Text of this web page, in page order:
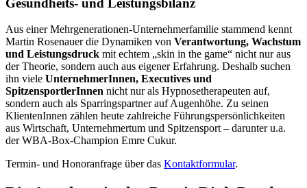
Gesundheits- und Leistungsbilanz
Aus einer Mehrgenerationen-Unternehmerfamilie stammend kennt
Martin Rosenauer die Dynamiken von Verantwortung, Wachstum
und Leistungsdruck mit echtem „skin in the game“ nicht nur aus
der Theorie, sondern auch aus eigener Erfahrung. Deshalb suchen
ihn viele UnternehmerInnen, Executives und
SpitzensportlerInnen nicht nur als Hypnosetherapeuten auf,
sondern auch als Sparringspartner auf Augenhöhe. Zu seinen
KlientenInnen zählen heute zahlreiche Führungspersönlichkeiten
aus Wirtschaft, Unternehmertum und Spitzensport – darunter u.a.
der WBA-Box-Champion Emre Cukur.
Termin- und Honoranfrage über das Kontaktformular.